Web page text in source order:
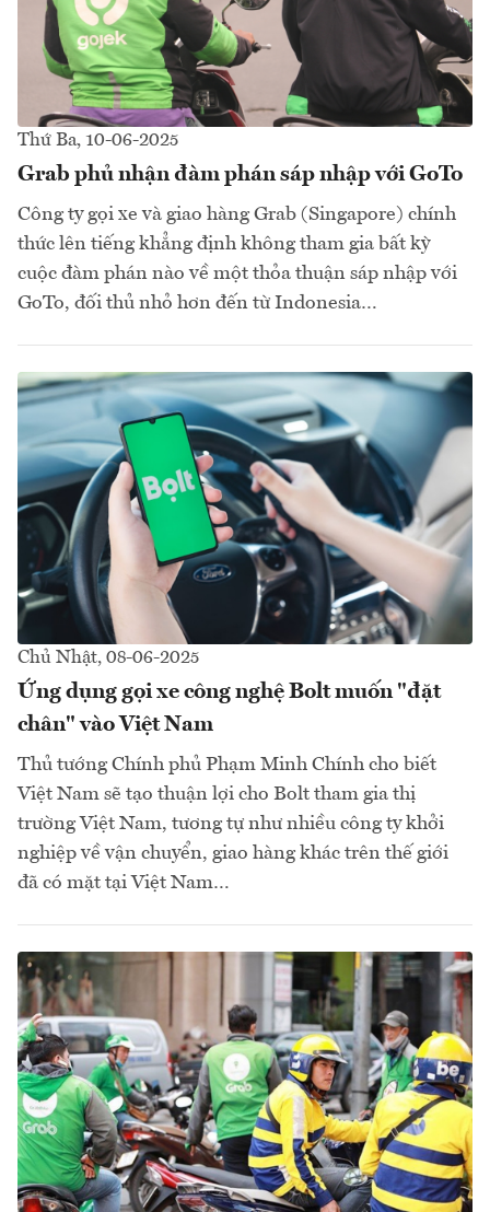
Thứ Ba, 10-06-2025
Grab phủ nhận đàm phán sáp nhập với GoTo
Công ty gọi xe và giao hàng Grab (Singapore) chính
thức lên tiếng khẳng định không tham gia bất kỳ
cuộc đàm phán nào về một thỏa thuận sáp nhập với
GoTo, đối thủ nhỏ hơn đến từ Indonesia…
Chủ Nhật, 08-06-2025
Ứng dụng gọi xe công nghệ Bolt muốn "đặt
chân" vào Việt Nam
Thủ tướng Chính phủ Phạm Minh Chính cho biết
Việt Nam sẽ tạo thuận lợi cho Bolt tham gia thị
trường Việt Nam, tương tự như nhiều công ty khởi
nghiệp về vận chuyển, giao hàng khác trên thế giới
đã có mặt tại Việt Nam…